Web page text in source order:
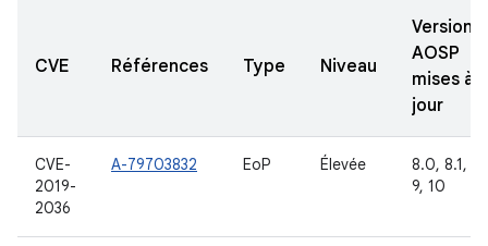
CVE Références Type Niveau
Versions
AOSP
mises à
jour
CVE-
2019-
2036
A-79703832 EoP Élevée
8.0, 8.1,
9, 10